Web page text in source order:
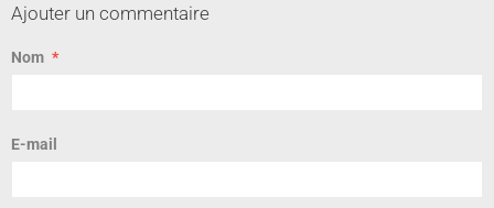
Ajouter un commentaire
Nom
E-mail